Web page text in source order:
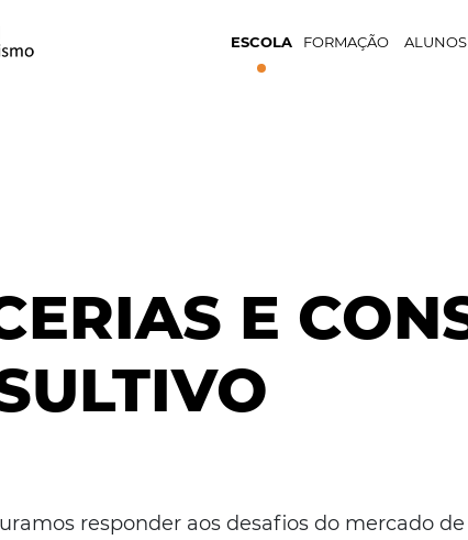
ESCOLA FORMAÇÃO ALUNOS
E
responder aos desafios do mercado